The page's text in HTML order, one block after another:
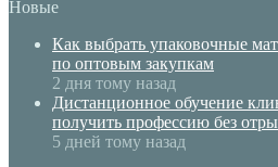
Новые
Как выбрать упаковочные
по оптовым закупкам
2 дня тому назад
Дистанционное обучение
получить профессию без
5 дней тому назад